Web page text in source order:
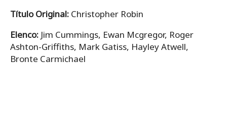
Título Original: Christopher Robin
Elenco: Jim Cummings, Ewan Mcgregor, Roger
Ashton-Griffiths, Mark Gatiss, Hayley Atwell,
Bronte Carmichael